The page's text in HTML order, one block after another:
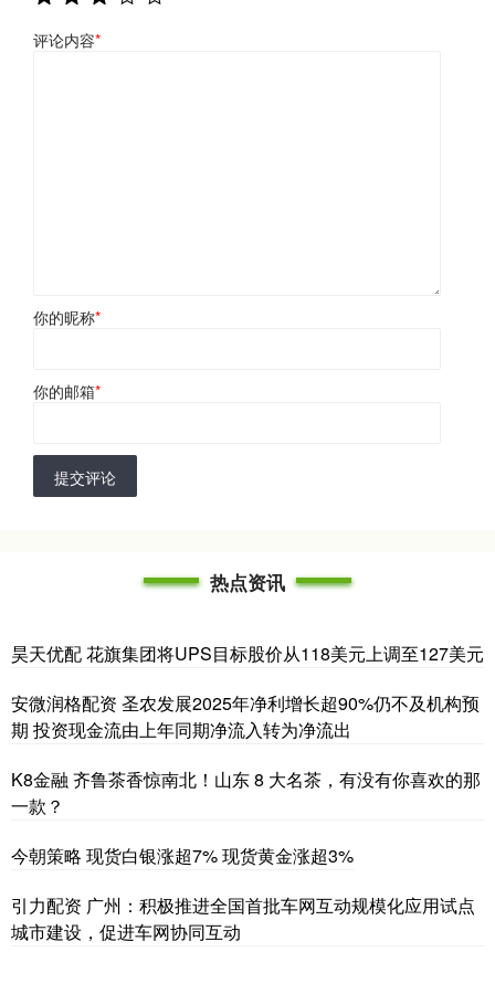
评论内容*
你的昵称*
你的邮箱*
提交评论
热点资讯
昊天优配 花旗集团将UPS目标股价从118美元上调至127美元
安微润格配资 圣农发展2025年净利增长超90%仍不及机构预
期 投资现金流由上年同期净流入转为净流出
K8金融 齐鲁茶香惊南北！山东 8 大名茶，有没有你喜欢的那
一款？
今朝策略 现货白银涨超7% 现货黄金涨超3%
引力配资 广州：积极推进全国首批车网互动规模化应用试点
城市建设，促进车网协同互动